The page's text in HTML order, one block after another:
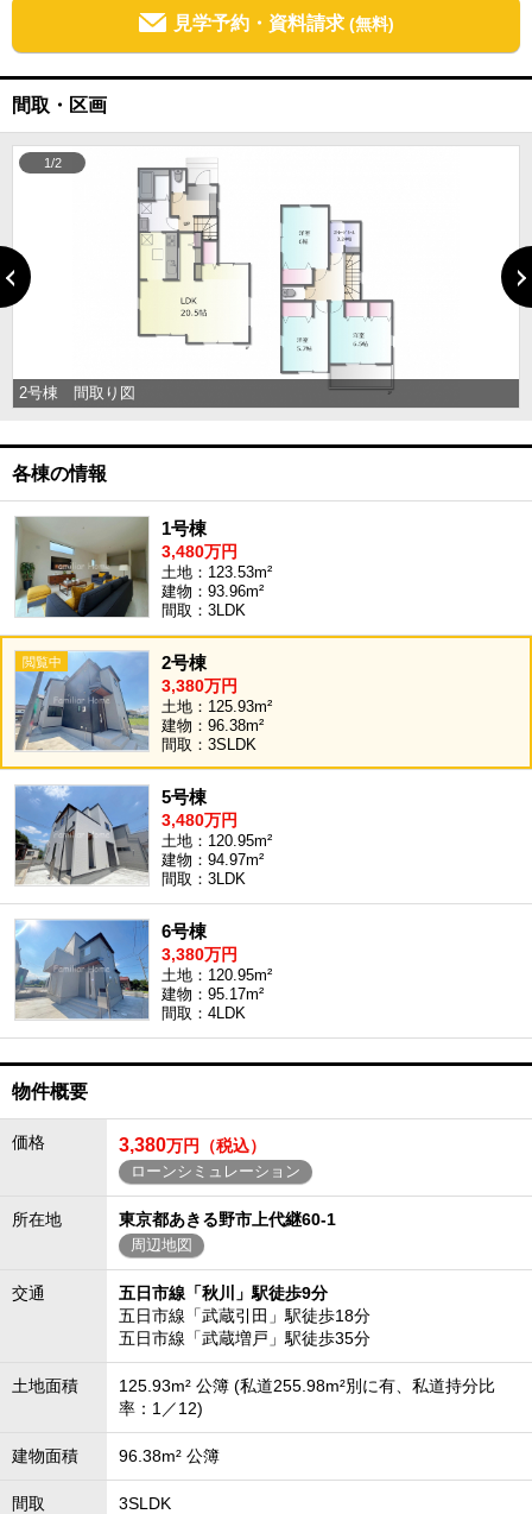
見学予約・資料請求 (無料)
間取・区画
2号棟 間取り図
1/2
各棟の情報
1号棟
3,480万円
土地：123.53m²
建物：93.96m²
間取：3LDK
2号棟
3,380万円
土地：125.93m²
建物：96.38m²
間取：3SLDK
5号棟
3,480万円
土地：120.95m²
建物：94.97m²
間取：3LDK
6号棟
3,380万円
土地：120.95m²
建物：95.17m²
間取：4LDK
物件概要
価格 3,380万円（税込）
ローンシミュレーション
所在地 東京都あきる野市上代継60-1
周辺地図
交通
五日市線「秋川」駅徒歩9分
五日市線「武蔵引田」駅徒歩18分
五日市線「武蔵増戸」駅徒歩35分
土地面積
125.93m² 公簿 (私道255.98m²別に有、私道持分比
率：1／12)
建物面積 96.38m² 公簿
間取 3SLDK